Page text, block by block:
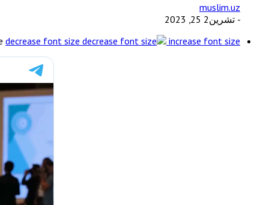
muslim.uz
- تشرين2 25, 2023
decrease font size increase font size